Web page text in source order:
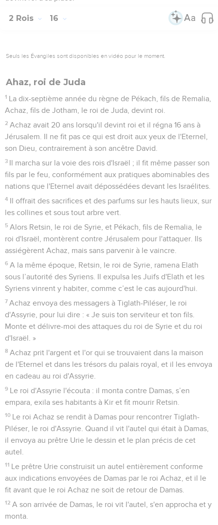
2 Rois 16
Seuls les Évangiles sont disponibles en vidéo pour le moment.
Ahaz, roi de Juda
1 La dix-septième année du règne de Pékach, fils de Remalia,
Achaz, fils de Jotham, le roi de Juda, devint roi.
2 Achaz avait 20 ans lorsqu'il devint roi et il régna 16 ans à
Jérusalem. Il ne fit pas ce qui est droit aux yeux de l'Eternel,
son Dieu, contrairement à son ancêtre David.
3 Il marcha sur la voie des rois d'Israël ; il fit même passer son
fils par le feu, conformément aux pratiques abominables des
nations que l'Eternel avait dépossédées devant les Israélites.
4 Il offrait des sacrifices et des parfums sur les hauts lieux, sur
les collines et sous tout arbre vert.
5 Alors Retsin, le roi de Syrie, et Pékach, fils de Remalia, le
roi d'Israël, montèrent contre Jérusalem pour l'attaquer. Ils
assiégèrent Achaz, mais sans parvenir à le vaincre.
6 A la même époque, Retsin, le roi de Syrie, ramena Elath
sous l’autorité des Syriens. Il expulsa les Juifs d'Elath et les
Syriens vinrent y habiter, comme c’est le cas aujourd'hui.
7 Achaz envoya des messagers à Tiglath-Piléser, le roi
d'Assyrie, pour lui dire : « Je suis ton serviteur et ton fils.
Monte et délivre-moi des attaques du roi de Syrie et du roi
d'Israël. »
8 Achaz prit l'argent et l'or qui se trouvaient dans la maison
de l'Eternel et dans les trésors du palais royal, et il les envoya
en cadeau au roi d'Assyrie.
9 Le roi d'Assyrie l'écouta : il monta contre Damas, s’en
empara, exila ses habitants à Kir et fit mourir Retsin.
10 Le roi Achaz se rendit à Damas pour rencontrer Tiglath-
Piléser, le roi d'Assyrie. Quand il vit l'autel qui était à Damas,
il envoya au prêtre Urie le dessin et le plan précis de cet
autel.
11 Le prêtre Urie construisit un autel entièrement conforme
aux indications envoyées de Damas par le roi Achaz, et il le
fit avant que le roi Achaz ne soit de retour de Damas.
12 A son arrivée de Damas, le roi vit l'autel, s'en approcha et y
monta.